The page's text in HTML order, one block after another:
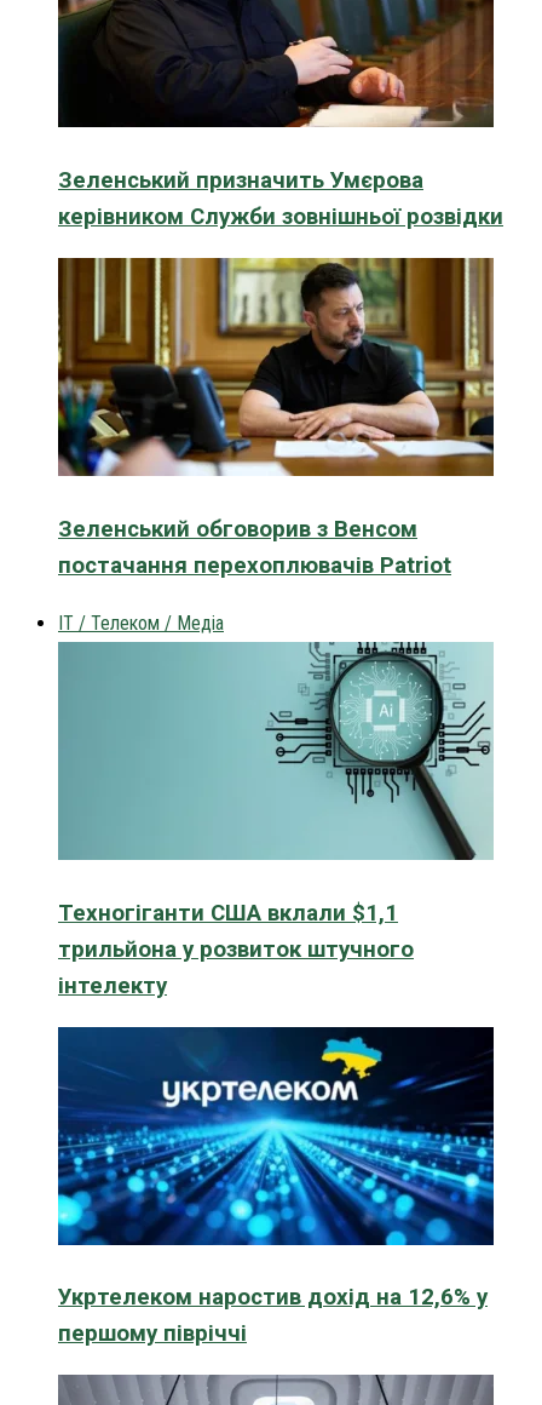
Зеленський призначить Умєрова
керівником Служби зовнішньої розвідки
Зеленський обговорив з Венсом
постачання перехоплювачів Patriot
IT / Телеком / Медіа
Техногіганти США вклали $1,1
трильйона у розвиток штучного
інтелекту
Укртелеком наростив дохід на 12,6% у
першому півріччі